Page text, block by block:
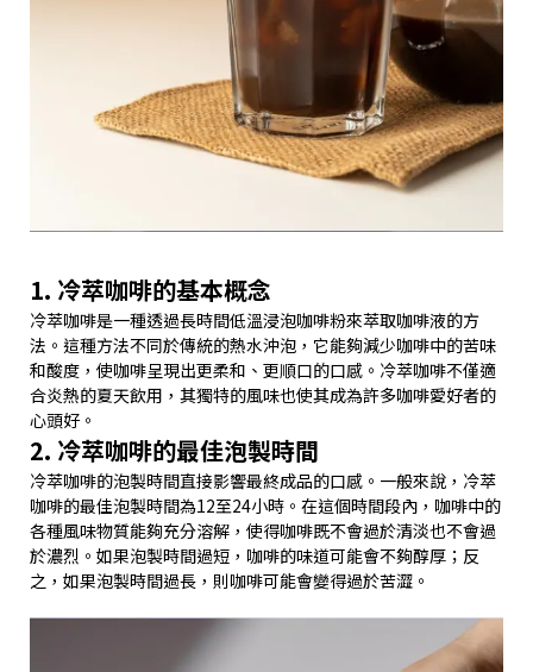
1. 冷萃咖啡的基本概念
冷萃咖啡是一種透過長時間低溫浸泡咖啡粉來萃取咖啡液的方
法。這種方法不同於傳統的熱水沖泡，它能夠減少咖啡中的苦味
和酸度，使咖啡呈現出更柔和、更順口的口感。冷萃咖啡不僅適
合炎熱的夏天飲用，其獨特的風味也使其成為許多咖啡愛好者的
心頭好。
2. 冷萃咖啡的最佳泡製時間
冷萃咖啡的泡製時間直接影響最終成品的口感。一般來說，冷萃
咖啡的最佳泡製時間為12至24小時。在這個時間段內，咖啡中的
各種風味物質能夠充分溶解，使得咖啡既不會過於清淡也不會過
於濃烈。如果泡製時間過短，咖啡的味道可能會不夠醇厚；反
之，如果泡製時間過長，則咖啡可能會變得過於苦澀。